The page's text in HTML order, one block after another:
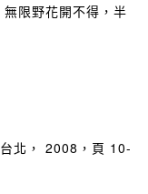
限野花開不得，半
北， 2008，頁 10-